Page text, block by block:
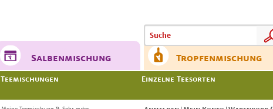
Teemischungen Einzelne Teesorten
Salbenmischung Tropfenmischung